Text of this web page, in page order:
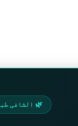
🌿 الشافی